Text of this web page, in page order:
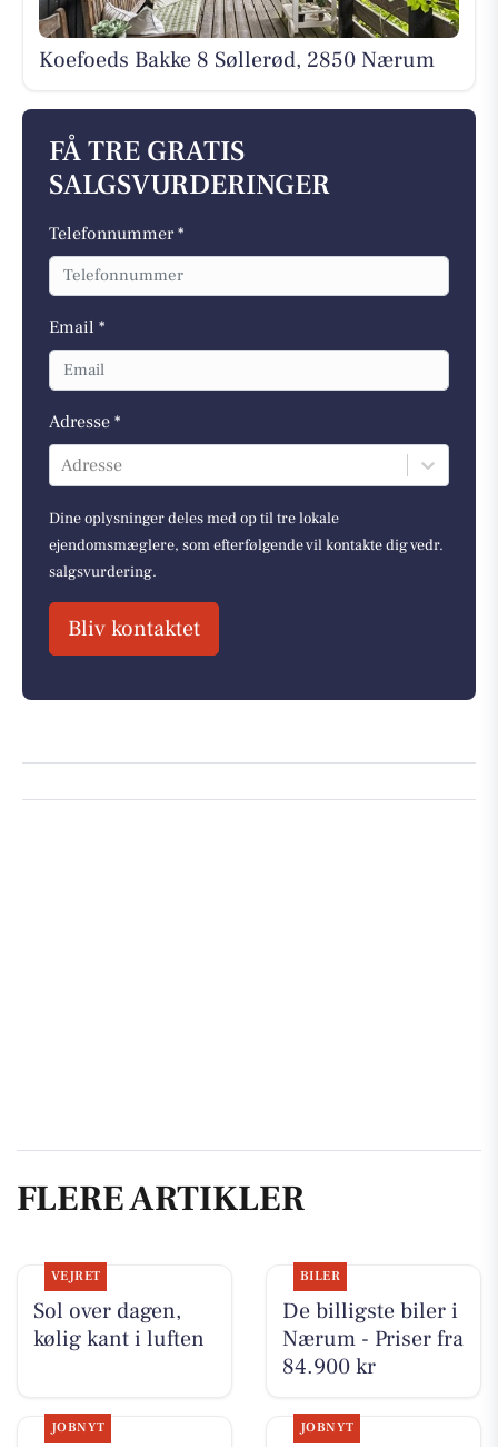
Koefoeds Bakke 8 Søllerød, 2850 Nærum
FÅ TRE GRATIS
SALGSVURDERINGER
Telefonnummer *
Email *
Adresse *
Adresse
Dine oplysninger deles med op til tre lokale
ejendomsmæglere, som efterfølgende vil kontakte dig vedr.
salgsvurdering.
Bliv kontaktet
FLERE ARTIKLER
VEJRET
Sol over dagen,
kølig kant i luften
BILER
De billigste biler i
Nærum - Priser fra
84.900 kr
JOBNYT JOBNYT